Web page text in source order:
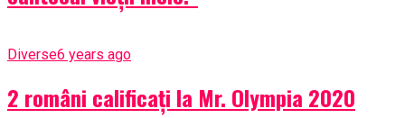
Diverse6 years ago
2 români calificați la Mr. Olympia 2020